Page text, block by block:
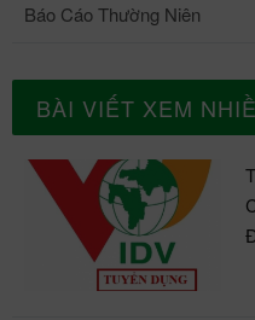
Báo Cáo Thường Niên
BÀI VIẾT XEM